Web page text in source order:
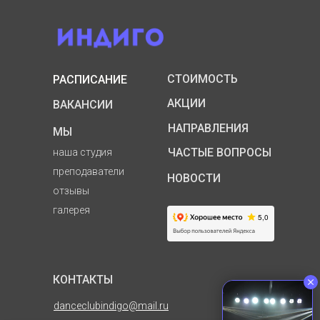
РАСПИСАНИЕ
СТОИМОСТЬ
АКЦИИ
ВАКАНСИИ
ЧАСТЫЕ ВОПРОСЫ
НАПРАВЛЕНИЯ
НОВОСТИ
МЫ
наша студия
преподаватели
отзывы
галерея
КОНТАКТЫ
danceclubindigo@mail.ru